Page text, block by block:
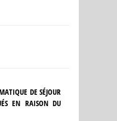
DE SÉJOUR
EN RAISON DU